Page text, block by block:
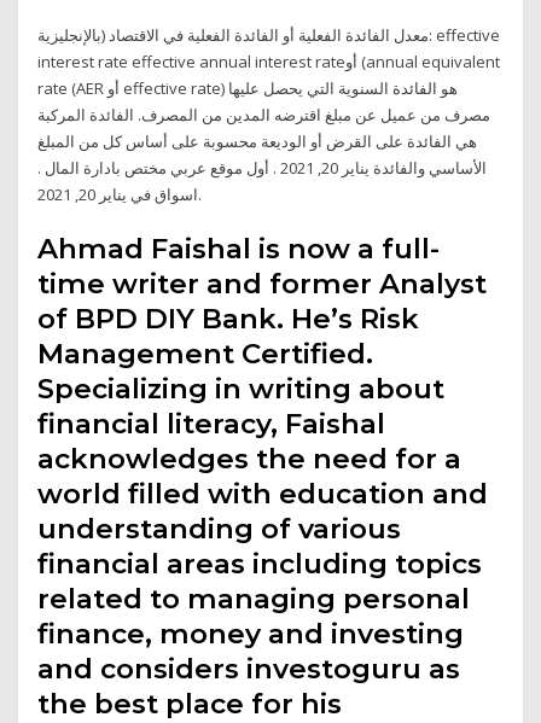
معدل الفائدة الفعلية أو الفائدة الفعلية في الاقتصاد (بالإنجليزية: effective
interest rate effective annual interest rateأو (annual equivalent
rate (AER أو effective rate) هو الفائدة السنوية التي يحصل عليها
مصرف من عميل عن مبلغ اقترضه المدين من المصرف. الفائدة المركبة
هي الفائدة على القرض أو الوديعة محسوبة على أساس كل من المبلغ
الأساسي والفائدة يناير 20, 2021 . أول موقع عربي مختص بادارة المال .
اسواق في يناير 20, 2021.
Ahmad Faishal is now a full-
time writer and former Analyst
of BPD DIY Bank. He’s Risk
Management Certified.
Specializing in writing about
financial literacy, Faishal
acknowledges the need for a
world filled with education and
understanding of various
financial areas including topics
related to managing personal
finance, money and investing
and considers investoguru as
the best place for his